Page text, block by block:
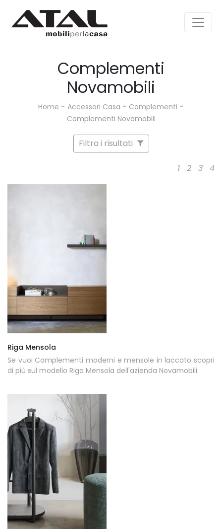
Complementi
Novamobili
Home - Accessori Casa - Complementi -
Complementi Novamobili
Filtra i risultati
1 2 3 4
Riga Mensola
Se vuoi Complementi moderni e mensole in laccato scopri
di più sul modello Riga Mensola dell'azienda Novamobili.